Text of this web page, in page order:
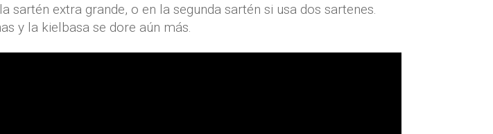
extra grande, o en la segunda sartén si usa dos sartenes.
y la kielbasa se dore aún más.